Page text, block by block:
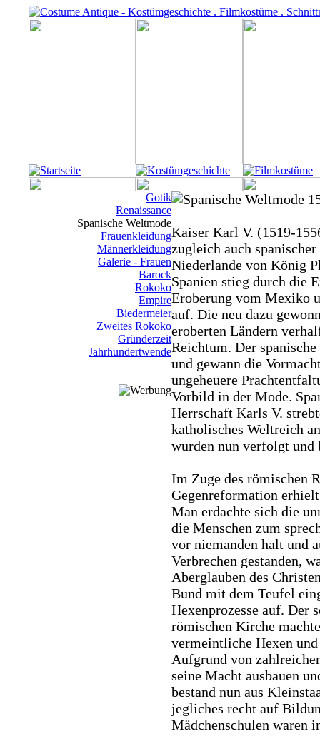
Gotik
Renaissance
Spanische Weltmode
Frauenkleidung
Männerkleidung
Galerie - Frauen
Barock
Rokoko
Empire
Biedermeier
Zweites Rokoko
Gründerzeit
Jahrhundertwende
Kaiser Karl V. (1519-
zugleich auch
Niederlande von König
Spanien stieg durch die
Eroberung vom Mexiko
auf. Die neu dazu
eroberten Ländern
Reichtum. Der
und gewann die
ungeheuere
Vorbild in der Mode.
Herrschaft Karls V.
katholisches Weltreich
wurden nun verfolgt und
Im Zuge des römischen
Gegenreformation
Man erdachte sich die
die Menschen zum
vor niemanden halt und
Verbrechen gestanden,
Aberglauben des
Bund mit dem Teufel
Hexenprozesse auf. Der
römischen Kirche
vermeintliche Hexen
Aufgrund von
seine Macht ausbauen
bestand nun aus
jegliches recht auf
Mädchenschulen waren